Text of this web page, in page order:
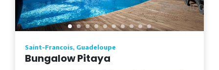
Saint-Francois, Guadeloupe
Bungalow Pitaya